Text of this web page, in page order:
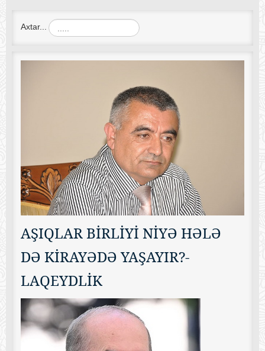
Axtar...
AŞIQLAR BİRLİYİ NİYƏ HƏLƏ
DƏ KİRAYƏDƏ YAŞAYIR?-
LAQEYDLİK